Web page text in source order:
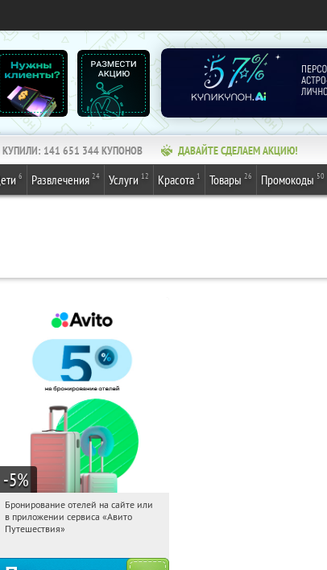
КУПИЛИ: 141 651 344КУПОНОВ ДАВАЙТЕ СДЕЛАЕМ АКЦИЮ!
6 Развлечения 24 Услуги 12 Красота 1 Товары 26 Промокоды 50
-5%
02:11:47
Получи первым!
Россия
Бронирование отелей на сайте или
в приложении сервиса «Авито
Путешествия»